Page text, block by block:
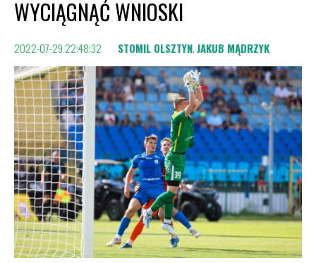
WYCIĄGNĄĆ WNIOSKI
2022-07-29 22:48:32 STOMIL OLSZTYN,JAKUB MĄDRZYK